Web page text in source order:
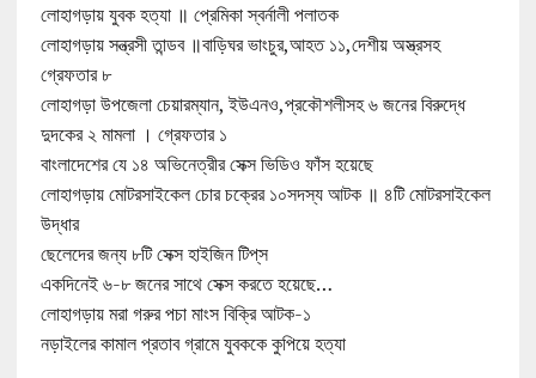
লোহাগড়ায় যুবক হত্যা ॥ প্রেমিকা স্বর্নালী পলাতক
লোহাগড়ায় সন্ত্রসী তান্ডব ॥বাড়িঘর ভাংচুর,আহত ১১,দেশীয় অস্ত্রসহ
গ্রেফতার ৮
লোহাগড়া উপজেলা চেয়ারম্যান, ইউএনও,প্রকৌশলীসহ ৬ জনের বিরুদ্ধে
দুদকের ২ মামলা । গ্রেফতার ১
বাংলাদেশের যে ১৪ অভিনেত্রীর সেক্স ভিডিও ফাঁস হয়েছে
লোহাগড়ায় মোটরসাইকেল চোর চক্রের ১০সদস্য আটক ॥ ৪টি মোটরসাইকেল
উদ্ধার
ছেলেদের জন্য ৮টি সেক্স হাইজিন টিপ্‌স
একদিনেই ৬-৮ জনের সাথে সেক্স করতে হয়েছে…
লোহাগড়ায় মরা গরুর পচা মাংস বিক্রি আটক-১
নড়াইলের কামাল প্রতাব গ্রামে যুবককে কুপিয়ে হত্যা